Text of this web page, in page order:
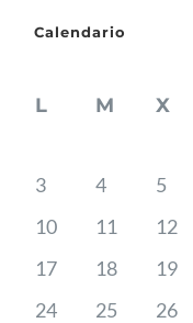
Calendario
L
M X
3
4 5
10
11 12
17
18 19
24
25 26